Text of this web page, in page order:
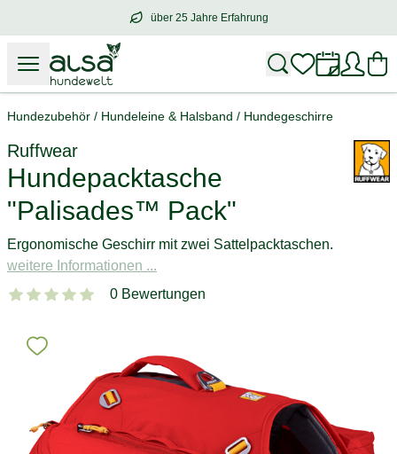
über 25 Jahre Erfahrung
über25 Jahre Erfahrung
Hundezubehör / Hundeleine & Halsband / Hundegeschirre
Ruffwear
Hundepacktasche
"Palisades™ Pack"
Ergonomische Geschirr mit zwei Sattelpacktaschen.
weitere Informationen ...
0 Bewertungen